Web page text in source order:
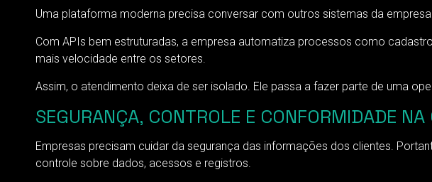
Uma plataforma moderna precisa conversar com outros sistemas da
Com APIs bem estruturadas, a empresa automatiza processos como
mais velocidade entre os setores.
Assim, o atendimento deixa de ser isolado. Ele passa a fazer parte de uma
SEGURANÇA, CONTROLE E CONFORMIDADE
Empresas precisam cuidar da segurança das informações dos clientes.
controle sobre dados, acessos e registros.